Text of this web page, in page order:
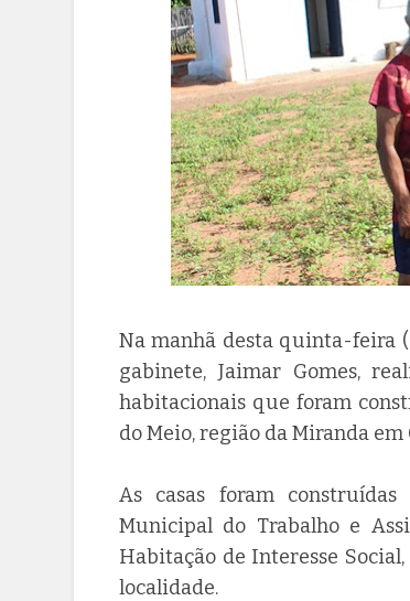
Na manhã desta quinta-feira
gabinete, Jaimar Gomes,
habitacionais que foram
do Meio, região da Miranda em
As casas foram
Municipal do Trabalho e
Habitação de Interesse
localidade.